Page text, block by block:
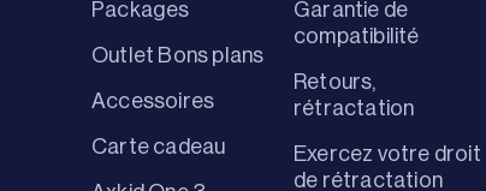
Packages
Outlet Bons plans
Accessoires
Carte cadeau
Garantie de
compatibilité
Retours,
rétractation
Exercez votre droit
de rétractation